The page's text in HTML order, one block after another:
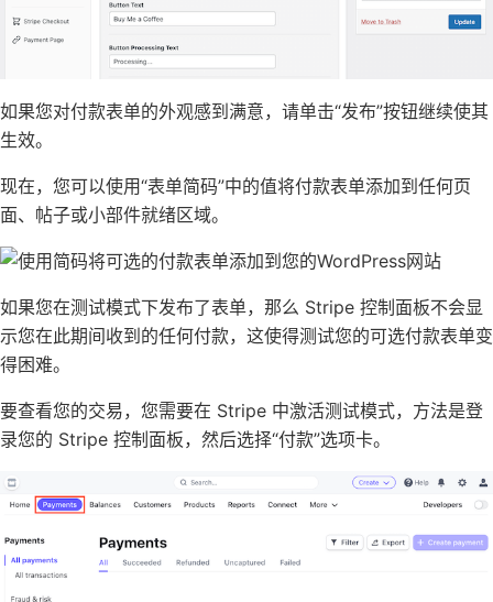
如果您对付款表单的外观感到满意，请单击“发布”按钮继续使其
生效。
现在，您可以使用“表单简码”中的值将付款表单添加到任何页
面、帖子或小部件就绪区域。
如果您在测试模式下发布了表单，那么 Stripe 控制面板不会显
示您在此期间收到的任何付款，这使得测试您的可选付款表单变
得困难。
要查看您的交易，您需要在 Stripe 中激活测试模式，方法是登
录您的 Stripe 控制面板，然后选择“付款”选项卡。